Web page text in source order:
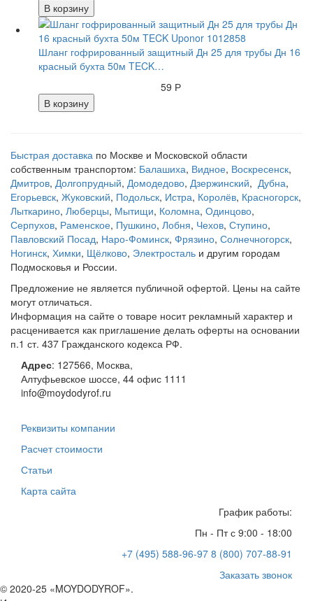
В корзину
Шланг гофрированный защитный Дн 25 для трубы Дн 16
красный бухта 50м TECK…
59 Р
В корзину
Быстрая доставка по Москве и Московской области
собственным транспортом: Балашиха, Видное, Воскресенск,
Дмитров, Долгопрудный, Домодедово, Дзержинский, Дубна,
Егорьевск, Жуковский, Подольск, Истра, Королёв, Красногорск,
Лыткарино, Люберцы, Мытищи, Коломна, Одинцово,
Серпухов, Раменское, Пушкино, Лобня, Чехов, Ступино,
Павловский Посад, Наро-Фоминск, Фрязино, Солнечногорск,
Ногинск, Химки, Щёлково, Электросталь и другим городам
Подмосковья и России.
Предложение не является публичной офертой. Цены на сайте
могут отличаться.
Информация на сайте о товаре носит рекламный характер и
расценивается как приглашение делать оферты на основании
п.1 ст. 437 Гражданского кодекса РФ.
Адрес: 127566, Москва,
Алтуфьевское шоссе, 44 офис 1111
info@moydodyrof.ru
Реквизиты компании
Расчет стоимости
Статьи
Карта сайта
График работы:
Пн - Пт с 9:00 - 18:00
+7 (495) 588-96-97 8 (800) 707-88-91
Заказать звонок
© 2020-25 «MOYDODYROF».